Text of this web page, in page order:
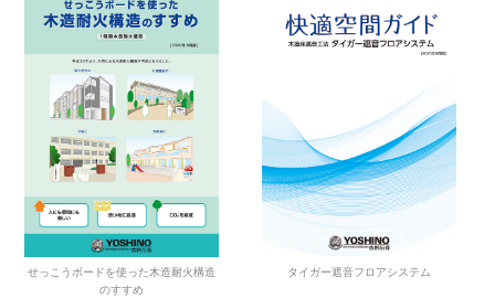
せっこうボードを使った木造耐火構造
のすすめ
タイガー遮音フロアシステム